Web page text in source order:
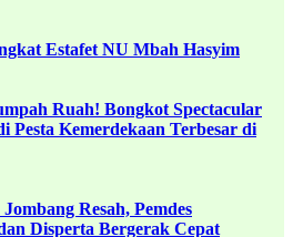
Estafet NU Mbah Hasyim
Ruah! Bongkot Spectacular
Pesta Kemerdekaan Terbesar di
Resah, Pemdes
Disperta Bergerak Cepat